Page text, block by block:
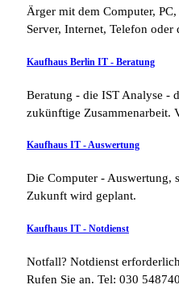
Ärger mit dem Computer,
Server, Internet, Telefon oder
Kaufhaus Berlin IT - Beratung
Beratung - die IST Analyse -
zukünftige Zusammenarbeit.
Kaufhaus IT - Auswertung
Die Computer - Auswertung,
Zukunft wird geplant.
Kaufhaus IT - Notdienst
Notfall? Notdienst
Rufen Sie an. Tel: 030